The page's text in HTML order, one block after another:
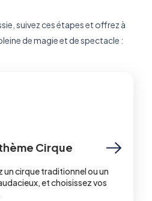
suivez ces étapes et offrez à
de magie et de spectacle :
Cirque
un cirque traditionnel ou un
et choisissez vos